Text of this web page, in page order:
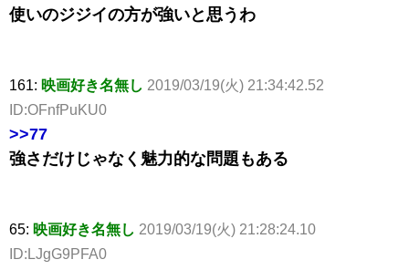
使いのジジイの方が強いと思うわ
161: 映画好き名無し 2019/03/19(火) 21:34:42.52
ID:OFnfPuKU0
>>77
強さだけじゃなく魅力的な問題もある
65: 映画好き名無し 2019/03/19(火) 21:28:24.10
ID:LJgG9PFA0